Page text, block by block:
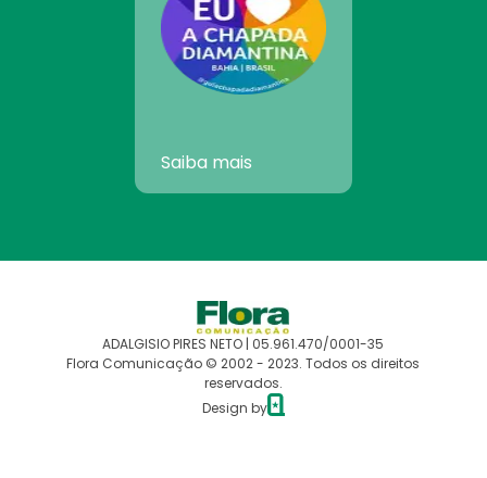
Saiba mais
ADALGISIO PIRES NETO | 05.961.470/0001-35
Flora Comunicação © 2002 - 2023. Todos os direitos
reservados.
Design by